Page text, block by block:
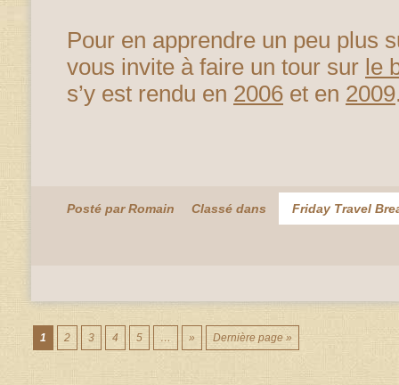
Pour en apprendre un peu plus
vous invite à faire un tour sur le
s’y est rendu en 2006 et en 2009
Posté par Romain Classé dans Friday Travel
1 2 3 4 5 … » Dernière page »